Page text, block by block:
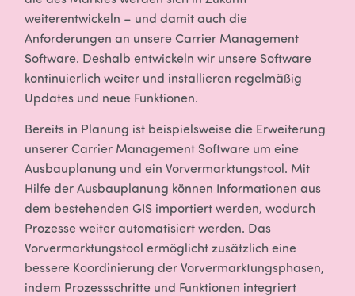
weiterentwickeln – und damit auch die
Anforderungen an unsere Carrier Management
Software. Deshalb entwickeln wir unsere Software
kontinuierlich weiter und installieren regelmäßig
Updates und neue Funktionen.
Bereits in Planung ist beispielsweise die Erweiterung
unserer Carrier Management Software um eine
Ausbauplanung und ein Vorvermarktungstool. Mit
Hilfe der Ausbauplanung können Informationen aus
dem bestehenden GIS importiert werden, wodurch
Prozesse weiter automatisiert werden. Das
Vorvermarktungstool ermöglichtzusätzlich eine
bessere Koordinierung der Vorvermarktungsphasen,
indem Prozessschritte und Funktionen integriert